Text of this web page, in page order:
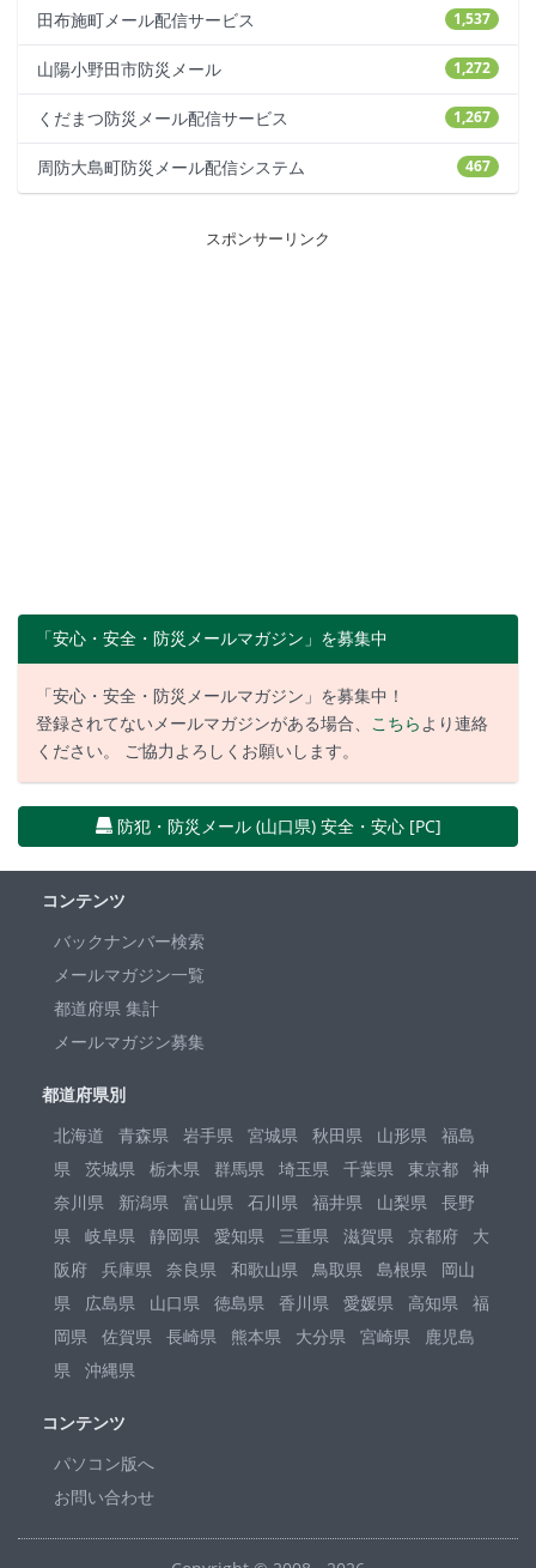
1,537
田布施町メール配信サービス
1,272
山陽小野田市防災メール
1,267
くだまつ防災メール配信サービス
467
周防大島町防災メール配信システム
スポンサーリンク
「安心・安全・防災メールマガジン」を募集中
「安心・安全・防災メールマガジン」を募集中！
登録されてないメールマガジンがある場合、 こちらより連絡
ください。 ご協力よろしくお願いします。
防犯・防災メール (山口県) 安全・安心 [PC]
コンテンツ
バックナンバー検索
メールマガジン一覧
都道府県 集計
メールマガジン募集
都道府県別
北海道
青森県 岩手県 宮城県 秋田県 山形県
福島
県
茨城県 栃木県 群馬県 埼玉県 千葉県 東京都
神
奈川県
新潟県 富山県 石川県 福井県 山梨県
長野
県
岐阜県 静岡県 愛知県 三重県 滋賀県 京都府
大
阪府
兵庫県 奈良県 和歌山県 鳥取県 島根県
岡山
県
広島県 山口県 徳島県 香川県 愛媛県 高知県
福
岡県
佐賀県 長崎県 熊本県 大分県 宮崎県
鹿児島
県
沖縄県
コンテンツ
パソコン版へ
お問い合わせ